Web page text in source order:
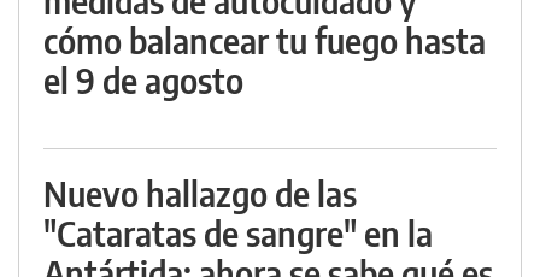
cómo balancear tu fuego hasta
el 9 de agosto
Nuevo hallazgo de las
"Cataratas de sangre" en la